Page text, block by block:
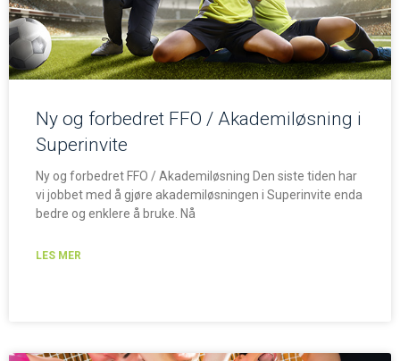
Ny og forbedret FFO / Akademiløsning i
Superinvite
Ny og forbedret FFO / Akademiløsning Den siste tiden har
vi jobbet med å gjøre akademiløsningen i Superinvite enda
bedre og enklere å bruke. Nå
LES MER